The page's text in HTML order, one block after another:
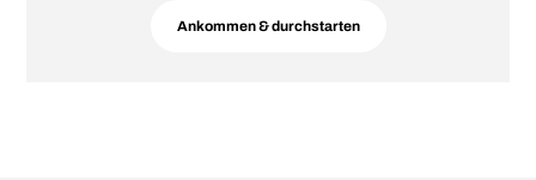
Ankommen & durchstarten